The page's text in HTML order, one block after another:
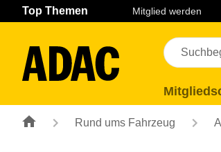
Navigation Seiteninhalt Fußzeile
Top Themen Mitglied werden
Rund ums Fahrzeug